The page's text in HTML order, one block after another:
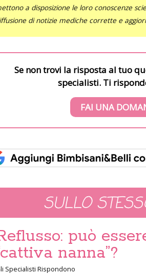
a disposizione le loro conoscenze
di notizie mediche corrette e
Se non trovi la risposta al tuo
specialisti. Ti
FAI UNA
SULLO
può
nanna”?
Specialisti Rispondono